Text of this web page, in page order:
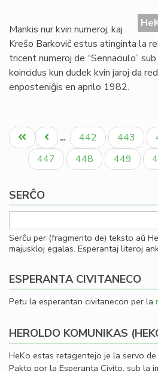
Mankis nur kvin numeroj, kaj
Kreŝo Barkoviĉ estus atinginta la
tricent numeroj de “Sennaciulo”
koincidus kun dudek kvin jaroj da
enposteniĝis en aprilo 1982.
Pagination
Unua
paĝo
Antaŭa
paĝo
… Paĝo
442 Paĝo
443
Paĝo
447 Paĝo
448 Paĝo
449
SERĈO
Serĉu per (fragmento de) teksto aŭ
majuskloj egalas. Esperantaj literoj
ESPERANTA CIVITANECO
Petu la esperantan civitanecon per la
HEROLDO KOMUNIKAS
HeKo estas retagentejo je la servo
Pakto por la Esperanta Civito, sub la